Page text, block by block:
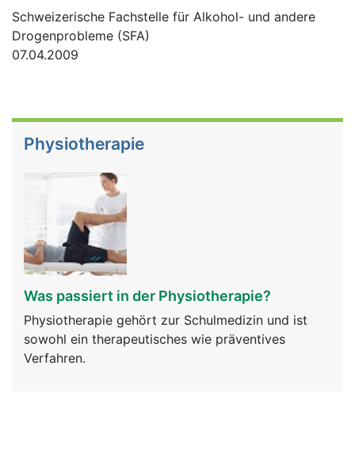
Schweizerische Fachstelle für Alkohol- und andere
Drogenprobleme (SFA)
07.04.2009
Physiotherapie
Was passiert in der Physiotherapie?
Physiotherapie gehört zur Schulmedizin und ist
sowohl ein therapeutisches wie präventives
Verfahren.